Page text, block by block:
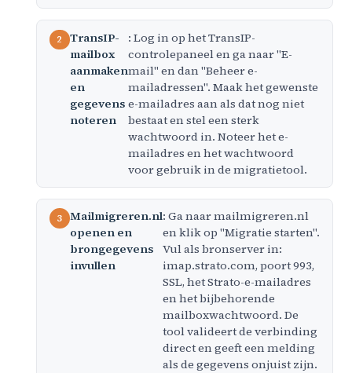
TransIP-
mailbox
aanmaken
en
gegevens
noteren
: Log in op het TransIP-
controlepaneel en ga naar "E-
mail" en dan "Beheer e-
mailadressen". Maak het gewenste
e-mailadres aan als dat nog niet
bestaat en stel een sterk
wachtwoord in. Noteer het e-
mailadres en het wachtwoord
voor gebruik in de migratietool.
Mailmigreren.nl
openen en
brongegevens
invullen
: Ga naar mailmigreren.nl
en klik op "Migratie starten".
Vul als bronserver in:
imap.strato.com, poort 993,
SSL, het Strato-e-mailadres
en het bijbehorende
mailboxwachtwoord. De
tool valideert de verbinding
direct en geeft een melding
als de gegevens onjuist zijn.